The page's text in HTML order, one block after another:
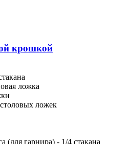
крошкой
ложка
ложек
(для гарнира) - 1/4 стакана